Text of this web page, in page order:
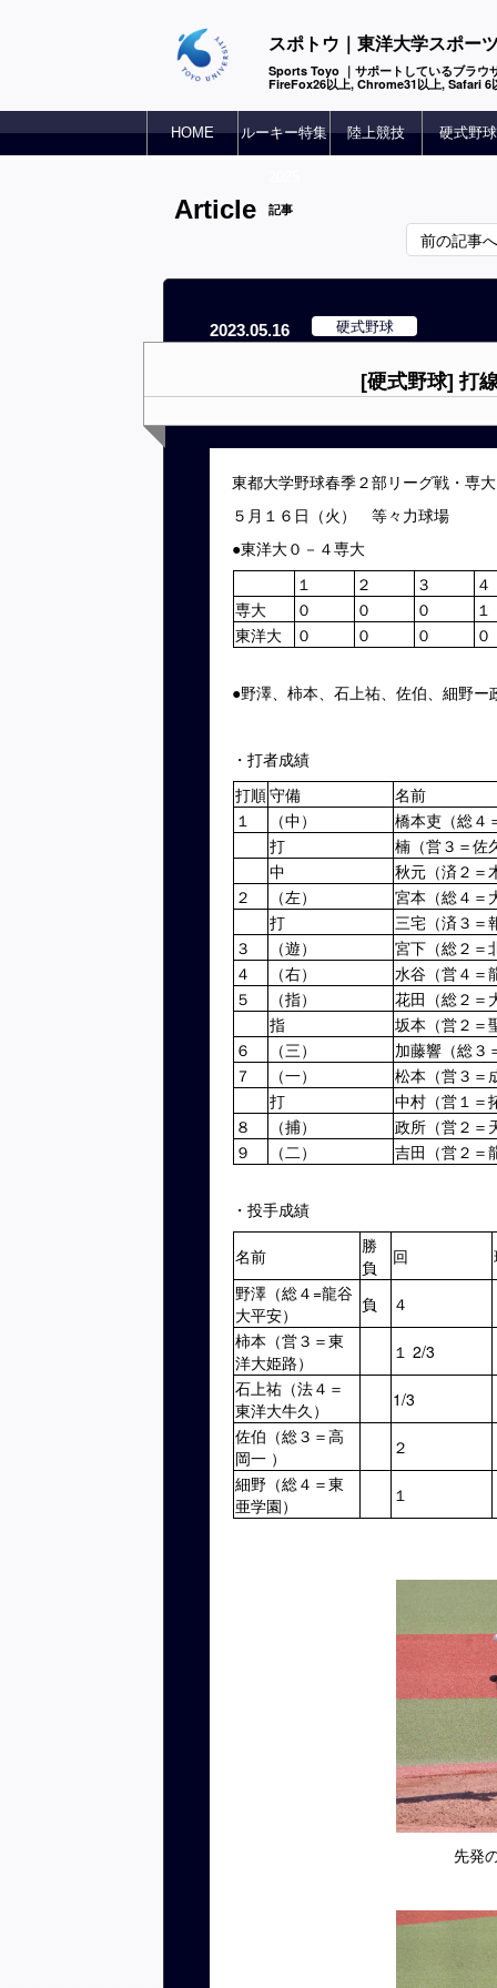
スポトウ｜東洋大学スポー
Sports Toyo ｜サポートしているブラウ
FireFox26以上, Chrome31以上, Safari 6
HOME ルーキー特集 陸上競技 硬式野球
Article 記事
前の記事へ
2023.05.16 硬式野球
[硬式野球] 打
東都大学野球春季２部リーグ戦・専
５月１６日（火） 等々力球場
●東洋大０－４専大
１
２ ３
４
専大
０ ０ ０
１
東洋大
０ ０ ０ ０
●野澤、柿本、石上祐、佐伯、細野ー
・打者成績
打順守備
名前
１
（中）
橋本吏（総４
打
楠（営３＝佐
中
秋元（済２＝
２
（左）
宮本（総４＝
打
三宅（済３＝
３
（遊）
宮下（総２＝
４
（右）
水谷（営４＝
５
（指）
花田（総２
指
坂本（営２＝
６
（三）
加藤響（総３
７
（一）
松本（営３＝
打
中村（営１＝
８
（捕）
政所（営２＝
９
（二） 吉田（営２＝
・投手成績
名前
勝
負
回
野澤（総４=龍谷
大平安）
負 ４
柿本（営３＝東
洋大姫路）
１ 2/3
石上祐（法４＝
東洋大牛久）
1/3
佐伯（総３＝高
岡一 ）
２
細野（総４＝東
亜学園）
１
先発